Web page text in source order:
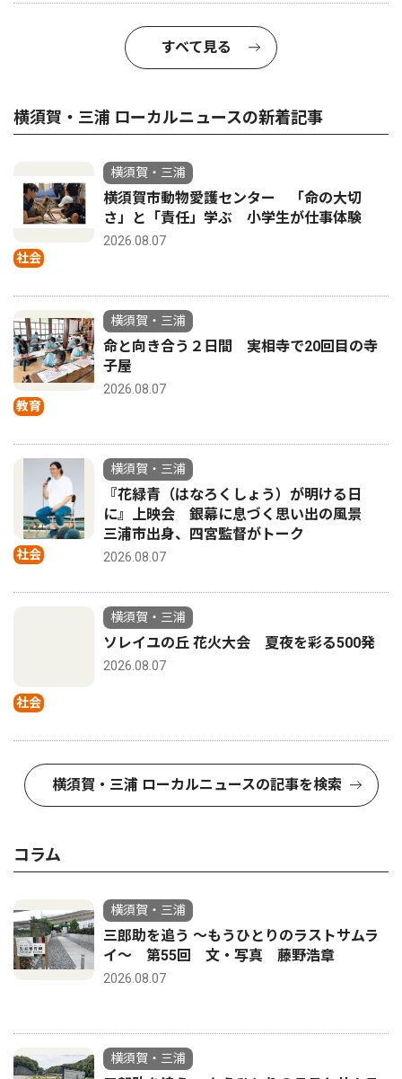
すべて見る
横須賀・三浦 ローカルニュースの新着記事
社会
横須賀・三浦
横須賀市動物愛護センター 「命の大切
さ」と「責任」学ぶ 小学生が仕事体験
2026.08.07
教育
横須賀・三浦
命と向き合う２日間 実相寺で20回目の寺
子屋
2026.08.07
社会
横須賀・三浦
『花緑青（はなろくしょう）が明ける日
に』上映会 銀幕に息づく思い出の風景
三浦市出身、四宮監督がトーク
2026.08.07
社会
横須賀・三浦
ソレイユの丘 花火大会 夏夜を彩る500発
2026.08.07
横須賀・三浦 ローカルニュースの記事を検索
コラム
横須賀・三浦
三郎助を追う 〜もうひとりのラストサムラ
イ〜 第55回 文・写真 藤野浩章
2026.08.07
横須賀・三浦